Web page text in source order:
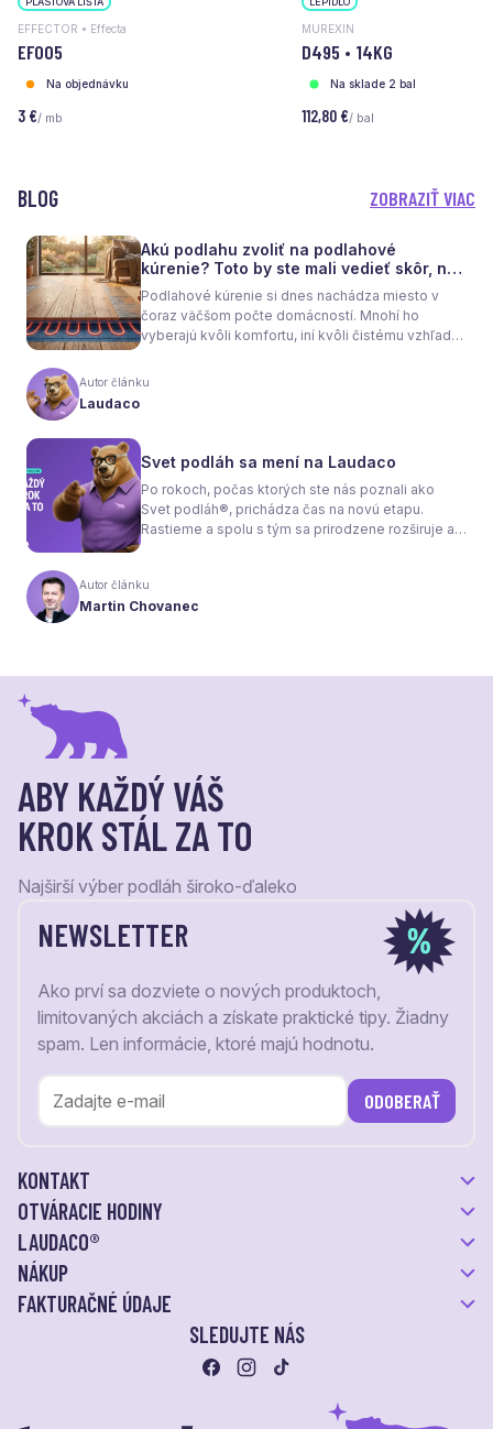
EFFECTOR • Effecta
EF005
Na objednávku
3 €/ mb
MUREXIN
D495 • 14KG
Na sklade 2 bal
112,80 €/ bal
BLOG ZOBRAZIŤ VIAC
Akú podlahu zvoliť na podlahové
kúrenie? Toto by ste mali vedieť skôr, než
sa rozhodnete
Podlahové kúrenie si dnes nachádza miesto v
čoraz väčšom počte domácností. Mnohí ho
vyberajú kvôli komfortu, iní kvôli čistému vzhľadu
nielen na pocit tepla v miestnosti, ale aj na
spotrebu energie a celkové fungovanie kúrenia.
Autor článku
Laudaco
Svet podláh sa mení na Laudaco
Po rokoch, počas ktorých ste nás poznali ako
Svet podláh®, prichádza čas na novú etapu.
Rastieme a spolu s tým sa prirodzene rozširuje aj
vizuálnou identitou. Naším cieľom je, aby každý
váš krok stál za to.
Autor článku
Martin Chovanec
ABY KAŽDÝ VÁŠ
KROK STÁL ZA TO
Najširší výber podláh široko-ďaleko
NEWSLETTER
Ako prví sa dozviete o nových produktoch,
limitovaných akciách a získate praktické tipy. Žiadny
spam. Len informácie, ktoré majú hodnotu.
ODOBERAŤ
KONTAKT
OTVÁRACIE HODINY
LAUDACO®
NÁKUP
FAKTURAČNÉ ÚDAJE
SLEDUJTE NÁS